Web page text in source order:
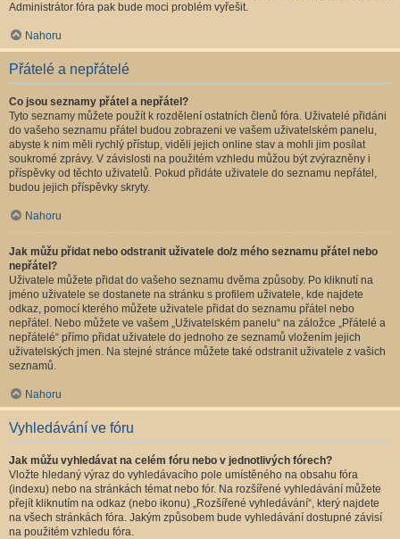
Administrátor fóra pak bude moci problém vyřešit.
Nahoru
Přátelé a nepřátelé
Co jsou seznamy přátel a nepřátel?
Tyto seznamy můžete použít k rozdělení ostatních členů fóra. Uživatelé přidáni
do vašeho seznamu přátel budou zobrazeni ve vašem uživatelském panelu,
abyste k nim měli rychlý přístup, viděli jejich online stav a mohli jim posílat
soukromé zprávy. V závislosti na použitém vzhledu můžou být zvýrazněny i
příspěvky od těchto uživatelů. Pokud přidáte uživatele do seznamu nepřátel,
budou jejich příspěvky skryty.
Nahoru
Jak můžu přidat nebo odstranit uživatele do/z mého seznamu přátel nebo
nepřátel?
Uživatele můžete přidat do vašeho seznamu dvěma způsoby. Po kliknutí na
jméno uživatele se dostanete na stránku s profilem uživatele, kde najdete
odkaz, pomocí kterého můžete uživatele přidat do seznamu přátel nebo
nepřátel. Nebo můžete ve vašem „Uživatelském panelu“ na záložce „Přátelé a
nepřátelé“ přímo přidat uživatele do jednoho ze seznamů vložením jejich
uživatelských jmen. Na stejné stránce můžete také odstranit uživatele z vašich
seznamů.
Nahoru
Vyhledávání ve fóru
Jak můžu vyhledávat na celém fóru nebo v jednotlivých fórech?
Vložte hledaný výraz do vyhledávacího pole umístěného na obsahu fóra
(indexu) nebo na stránkách témat nebo fór. Na rozšířené vyhledávání můžete
přejít kliknutím na odkaz (nebo ikonu) „Rozšířené vyhledávání“, který najdete
na všech stránkách fóra. Jakým způsobem bude vyhledávání dostupné závisí
na použitém vzhledu fóra.